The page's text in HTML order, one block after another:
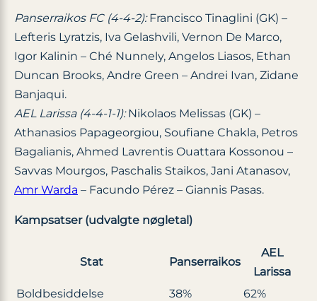
Panserraikos FC (4-4-2):Francisco Tinaglini (GK) –
Lefteris Lyratzis, Iva Gelashvili, Vernon De Marco,
Igor Kalinin – Ché Nunnely, Angelos Liasos, Ethan
Duncan Brooks, Andre Green – Andrei Ivan, Zidane
Banjaqui.
AEL Larissa (4-4-1-1):Nikolaos Melissas (GK) –
Athanasios Papageorgiou, Soufiane Chakla, Petros
Bagalianis, Ahmed Lavrentis Ouattara Kossonou –
Savvas Mourgos, Paschalis Staikos, Jani Atanasov,
Amr Warda – Facundo Pérez – Giannis Pasas.
Kampsatser (udvalgte nøgletal)
Stat Panserraikos
AEL
Larissa
Boldbesiddelse
38%
62%